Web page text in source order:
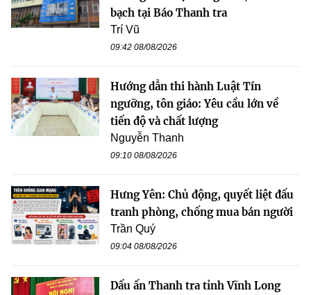
bạch tại Báo Thanh tra
Trí Vũ
09:42 08/08/2026
Hướng dẫn thi hành Luật Tín
ngưỡng, tôn giáo: Yêu cầu lớn về
tiến độ và chất lượng
Nguyễn Thanh
09:10 08/08/2026
Hưng Yên: Chủ động, quyết liệt đấu
tranh phòng, chống mua bán người
Trần Quý
09:04 08/08/2026
Dấu ấn Thanh tra tỉnh Vĩnh Long